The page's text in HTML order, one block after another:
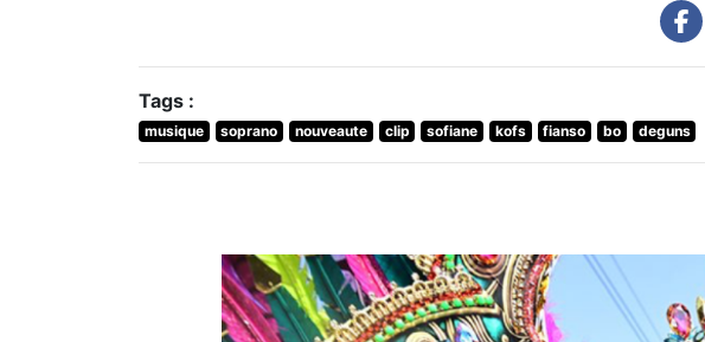
Tags :
musique soprano nouveaute clip sofiane kofs fianso bo deguns